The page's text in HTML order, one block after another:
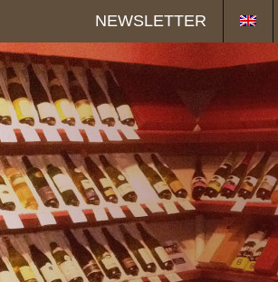
NEWSLETTER
Panneau de gestion des cookies